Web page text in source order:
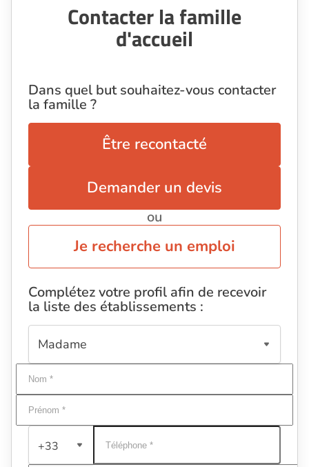
Contacter la famille
d'accueil
Dans quel but souhaitez-vous contacter
la famille ?
Être recontacté
Demander un devis
ou
Je recherche un emploi
Complétez votre profil afin de recevoir
la liste des établissements :
+33